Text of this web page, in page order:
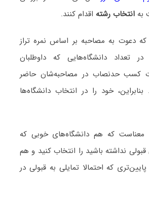
به انتخاب رشته اقدام کنند.
که دعوت به مصاحبه بر اساس نمره تراز
تعداد دانشگاه‌هایی که داوطلبان
کسب حدنصاب در مصاحبه‌شان حاضر
خود را در انتخاب دانشگاه‌ها
که هم دانشگاه‌های خوبی که
نداشته باشید را انتخاب کنید و هم
که احتمالا تمایلی به قبولی در